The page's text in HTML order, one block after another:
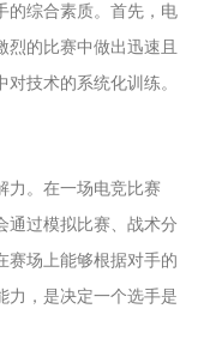
的综合素质。首先，电
的比赛中做出迅速且
技术的系统化训练。
力。在一场电竞比赛
通过模拟比赛、战术分
赛场上能够根据对手的
力，是决定一个选手是